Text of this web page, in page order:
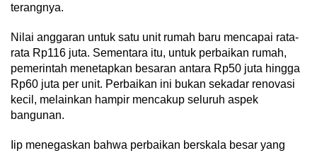
terangnya.
Nilai anggaran untuk satu unit rumah baru mencapai rata-
rata Rp116 juta. Sementara itu, untuk perbaikan rumah,
pemerintah menetapkan besaran antara Rp50 juta hingga
Rp60 juta per unit. Perbaikan ini bukan sekadar renovasi
kecil, melainkan hampir mencakup seluruh aspek
bangunan.
Iip menegaskan bahwa perbaikan berskala besar yang